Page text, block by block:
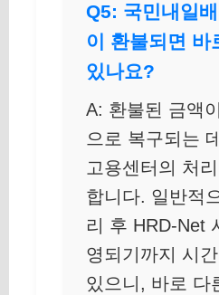
Q5: 국민내일
이 환불되면 바
있나요?
A: 환불된 금액
으로 복구되는
고용센터의 처
합니다. 일반적
리 후 HRD-Net
영되기까지 시
있으니, 바로 다